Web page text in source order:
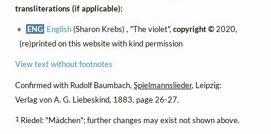
transliterations (if applicable):
ENG English(Sharon Krebs) , "The violet",copyright ©2020,
(re)printed on this website with kind permission
View text without footnotes
Confirmed with Rudolf Baumbach, Spielmannslieder, Leipzig:
Verlag von A. G. Liebeskind, 1883, page 26-27.
1Riedel: "Mädchen"; further changes may exist not shown above.